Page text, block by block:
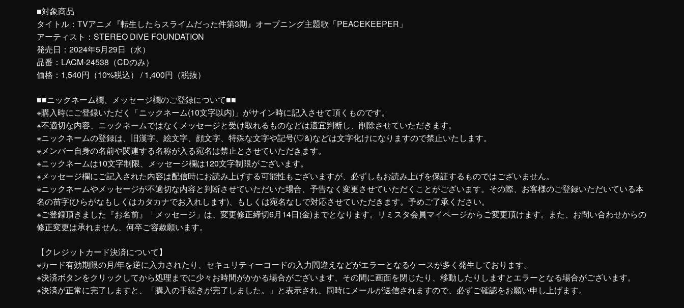
■対象商品
タイトル：TVアニメ『転生したらスライムだった件第3期』オープニング主題歌「PEACEKEEPER」
アーティスト：STEREO DIVE FOUNDATION
発売日：2024年5月29日（水）
品番：LACM-24538（CDのみ）
価格：1,540円（10%税込） / 1,400円（税抜）
■■ニックネーム欄、メッセージ欄のご登録について■■
※購入時にご登録いただく「ニックネーム(10文字以内)」がサイン時に記入させて頂くものです。
※不適切な内容、ニックネームではなくメッセージと受け取れるものなどは適宜判断し、削除させていただきます。
※ニックネームの登録は、旧漢字、絵文字、顔文字、特殊な文字や記号(♡&)などは文字化けになりますので禁止いたします。
※メンバー自身の名前や関連する名称が入る宛名は禁止とさせていただきます。
※ニックネームは10文字制限、メッセージ欄は120文字制限がございます。
※メッセージ欄にご記入された内容は配信時にお読み上げする可能性もございますが、必ずしもお読み上げを保証するものではございません。
※ニックネームやメッセージが不適切な内容と判断させていただいた場合、予告なく変更させていただくことがございます。その際、お客様のご登録いただいている本
名の苗字(ひらがなもしくはカタカナでお入れします)、もしくは宛名なしで対応させていただきます。予めご了承ください。
※ご登録頂きました『お名前』「メッセージ」は、変更修正締切6月14日(金)までとなります。リミスタ会員マイページからご変更頂けます。また、お問い合わせからの
修正変更は承れません、何卒ご容赦願います。
【クレジットカード決済について】
※カード有効期限の月/年を逆に入力されたり、セキュリティーコードの入力間違えなどがエラーとなるケースが多く発生しております。
※決済ボタンをクリックしてから処理までに少々お時間がかかる場合がございます、その間に画面を閉じたり、移動したりしますとエラーとなる場合がございます。
※決済が正常に完了しますと、「購入の手続きが完了しました。」と表示され、同時にメールが送信されますので、必ずご確認をお願い申し上げます。